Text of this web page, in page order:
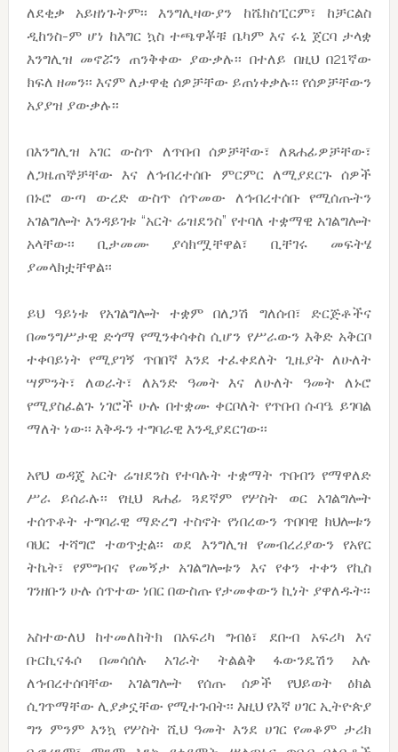
ለደቂቃ አይዘነጉትም፡፡ እንግሊዛውያን ከሼክስፒርም፣ ከቻርልስ
ዲከንስ-ም ሆነ ከእግር ኳስ ተጫዋቾቹ ቤካም እና ሩኒ ጀርባ ታላቋ
እንግሊዝ መኖሯን ጠንቅቀው ያውቃሉ፡፡ በተለይ በዚህ በ21ኛው
ክፍለ ዘመን፡፡ እናም ለታዋቂ ሰዎቻቸው ይጠነቀቃሉ፡፡ የሰዎቻቸውን
አያያዝ ያውቃሉ፡፡
በእንግሊዝ አገር ውስጥ ለጥበብ ሰዎቻቸው፣ ለጸሐፊዎቻቸው፣
ለጋዜጠኞቻቸው እና ለኅብረተሰቡ ምርምር ለሚያደርጉ ሰዎች
በኑሮ ውጣ ውረድ ውስጥ ሰጥመው ለኅብረተሰቡ የሚሰጡትን
አገልግሎት እንዳይገቱ “አርት ሬዝደንስ” የተባለ ተቋማዊ አገልግሎት
አላቸው፡፡ ቢታመሙ ያሳክሟቸዋል፣ ቢቸገሩ መፍትሄ
ያመላክቷቸዋል፡፡
ይህ ዓይነቱ የአገልግሎት ተቋም በለጋሽ ግለሰብ፣ ድርጅቶችና
በመንግሥታዊ ድጎማ የሚንቀሳቀስ ሲሆን የሥራውን እቅድ አቅርቦ
ተቀባይነት የሚያገኝ ጥበበኛ እንደ ተፈቀደለት ጊዜያት ለሁለት
ሣምንት፣ ለወራት፣ ለአንድ ዓመት እና ለሁለት ዓመት ለኑሮ
የሚያስፈልጉ ነገሮች ሁሉ በተቋሙ ቀርቦለት የጥበብ ሱባዔ ይገባል
ማለት ነው፡፡ እቅዱን ተግባራዊ እንዲያደርገው፡፡
አየህ ወዳጄ አርት ሬዝደንስ የተባሉት ተቋማት ጥበብን የማዋለድ
ሥራ ይሰራሉ፡፡ የዚህ ጸሐፊ ጓደኛም የሦስት ወር አገልግሎት
ተሰጥቶት ተግባራዊ ማድረግ ተስኖት የነበረውን ጥበባዊ ክህሎቱን
ባህር ተሻግሮ ተወጥቷል፡፡ ወደ እንግሊዝ የመብረሪያውን የአየር
ትኬት፣ የምግብና የመኝታ አገልግሎቱን እና የቀን ተቀን የኪስ
ገንዘቡን ሁሉ ሰጥተው ነበር በውስጡ የታመቀውን ኪነት ያዋለዱት፡፡
አስተውለህ ከተመለከትክ በአፍሪካ ግብፅ፣ ደቡብ አፍሪካ እና
ቡርኪናፋሶ በመሳሰሉ አገራት ትልልቅ ፋውንዴሽን አሉ
ለኅብረተሰባቸው አገልግሎት የሰጡ ሰዎች የህይወት ዕክል
ሲገጥማቸው ሊያቃኗቸው የሚተጉበት፡፡ እዚህ የእኛ ሀገር ኢትዮጵያ
ግን ምንም እንኳ የሦስት ሺህ ዓመት እንደ ሀገር የመቆም ታሪክ